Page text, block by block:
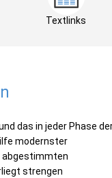
Textlinks
das in jeder Phase
modernster
abgestimmten
strengen